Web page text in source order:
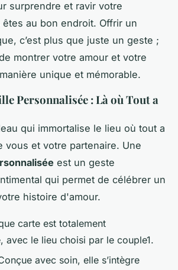
surprendre et ravir votre
au bon endroit. Offrir un
c’est plus que juste un geste ;
montrer votre amour et votre
unique et mémorable.
Personnalisée : Là où Tout a
qui immortalise le lieu où tout a
vous et votre partenaire. Une
est un geste
qui permet de célébrer un
histoire d'amour.
carte est totalement
avec le lieu choisi par le couple1.
avec soin, elle s’intègre